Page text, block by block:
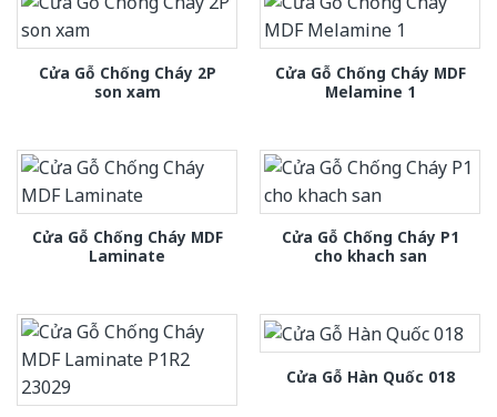
Cửa Gỗ Chống Cháy 2P
son xam
Cửa Gỗ Chống Cháy MDF
Melamine 1
Cửa Gỗ Chống Cháy MDF
Laminate
Cửa Gỗ Chống Cháy P1
cho khach san
Cửa Gỗ Hàn Quốc 018